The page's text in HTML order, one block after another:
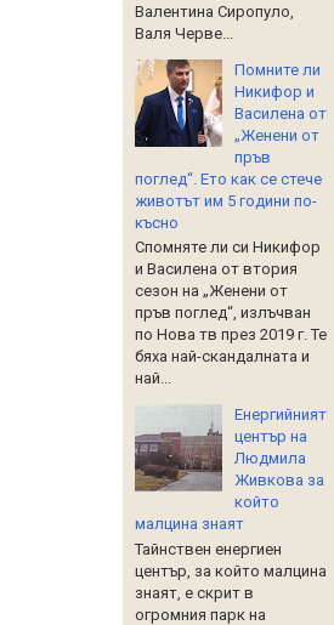
Валентина Сиропуло,
Валя Черве...
Помните ли
Никифор и
Василена от
„Женени от
пръв
поглед“. Ето как се стече
животът им 5 години по-
късно
Спомняте ли си Никифор
и Василена от втория
сезон на „Женени от
пръв поглед“, излъчван
по Нова тв през 2019 г. Те
бяха най-скандалната и
най...
Енергийният
център на
Людмила
Живкова за
който
малцина знаят
Тайнствен енергиен
център, за който малцина
знаят, е скрит в
огромния парк на